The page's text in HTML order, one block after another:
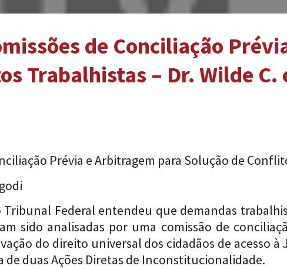
de Conciliação
Trabalhistas – Dr. Wilde C.
Prévia e Arbitragem para Solução de
Federal entendeu que demandas
sido analisadas por uma comissão de
do direito universal dos cidadãos de acesso à
duas Ações Diretas de Inconstitucionalidade.